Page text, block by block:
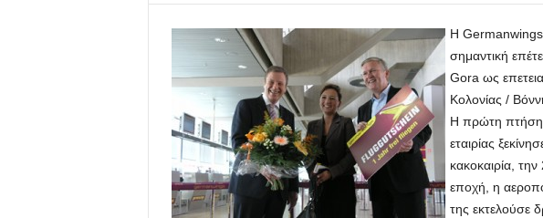
Η Germanwings
σημαντική
Gora ως
Κολονίας /
Η πρώτη πτήση
εταιρίας
κακοκαιρία,
εποχή, η
της εκτελούσε